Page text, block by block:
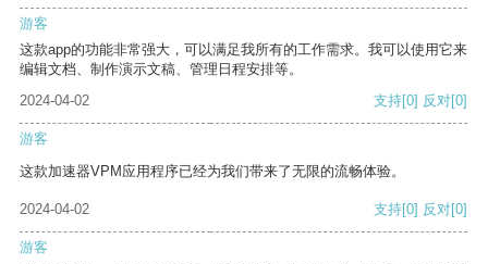
游客
这款app的功能非常强大，可以满足我所有的工作需求。我可以使用它来
编辑文档、制作演示文稿、管理日程安排等。
2024-04-02
支持[0] 反对[0]
游客
这款加速器VPM应用程序已经为我们带来了无限的流畅体验。
2024-04-02 支持[0] 反对[0]
游客